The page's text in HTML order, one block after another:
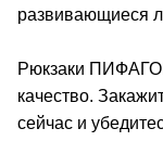
развивающиеся
Рюкзаки
качество.
сейчас и